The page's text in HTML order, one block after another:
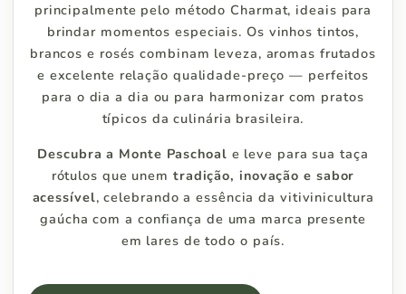
principalmente pelo método Charmat, ideais para
brindar momentos especiais. Os vinhos tintos,
brancos e rosés combinam leveza, aromas frutados
e excelente relação qualidade-preço — perfeitos
para o dia a dia ou para harmonizar com pratos
típicos da culinária brasileira.
Descubra a Monte Paschoal e leve para sua taça
rótulos que unem tradição, inovação e sabor
acessível, celebrando a essência da vitivinicultura
gaúcha com a confiança de uma marca presente
em lares de todo o país.